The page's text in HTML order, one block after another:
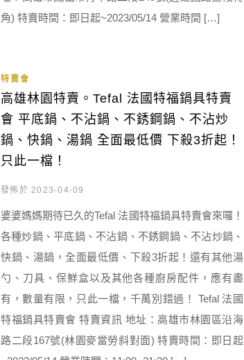
角) 特賣時間：即日起~2023/05/14 營業時間 […]
特賣會
高雄林園特賣。Tefal 法國特福鍋具特賣
會 平底鍋、不沾鍋、不銹鋼鍋、不沾炒
鍋、快鍋、湯鍋 全面最低價 下殺3折起！
只此一檔！
發佈於 2023-04-09
婆婆媽媽期待已久的Tefal 法國特福鍋具特賣會來囉！
各種炒鍋、平底鍋、不沾鍋、不銹鋼鍋、不沾炒鍋、
快鍋、湯鍋，全面最低價、下殺3折起！還有其他湯
勺、刀具、保鮮盒以及其他各種廚房配件，應有盡
有，數量有限，只此一檔，千萬別錯過！ Tefal 法國
特福鍋具特賣會 特賣資訊 地址：高雄市林園區沿海
路二段167號(林園麥當勞斜對面) 特賣時間：即日起